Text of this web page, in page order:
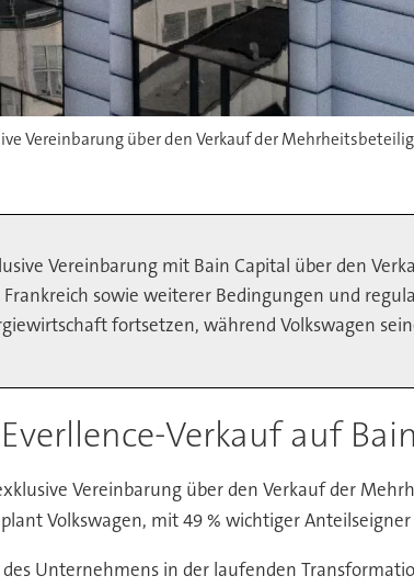
Vereinbarung über den Verkauf der
Vereinbarung mit Bain Capital über den
sowie weiterer Bedingungen und
fortsetzen, während Volkswagen
Verkauf auf
Vereinbarung über den Verkauf der
Volkswagen, mit 49 % wichtiger
Unternehmens in der laufenden